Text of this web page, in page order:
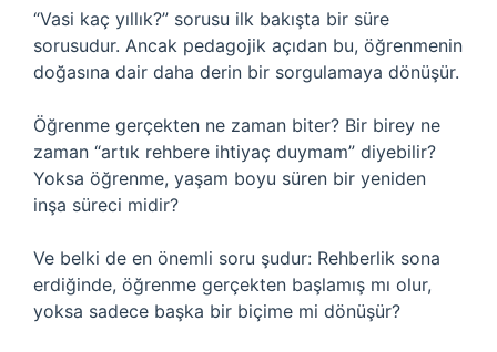
“Vasi kaç yıllık?” sorusu ilk bakışta bir süre
sorusudur. Ancak pedagojik açıdan bu, öğrenmenin
doğasına dair daha derin bir sorgulamaya dönüşür.
Öğrenme gerçekten ne zaman biter? Bir birey ne
zaman “artık rehbere ihtiyaç duymam” diyebilir?
Yoksa öğrenme, yaşam boyu süren bir yeniden
inşa süreci midir?
Ve belki de en önemli soru şudur: Rehberlik sona
erdiğinde, öğrenme gerçekten başlamış mı olur,
yoksa sadece başka bir biçime mi dönüşür?